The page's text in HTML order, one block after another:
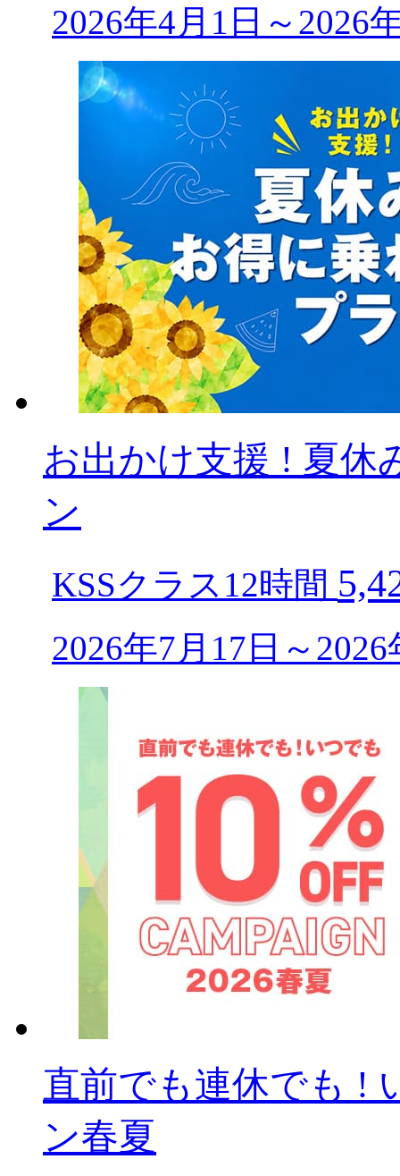
2026年4月1日～2026
お出かけ支援 ! 夏休
ン
KSSクラス12時間
2026年7月17日～
直前でも連休でも !
ン春夏